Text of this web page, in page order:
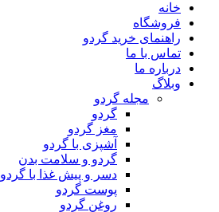
خانه
فروشگاه
راهنمای خرید گردو
تماس با ما
درباره ما
وبلاگ
مجله گردو
گردو
مغز گردو
آشپزی با گردو
گردو و سلامت بدن
دسر و پیش غذا با گردو
پوست گردو
روغن گردو